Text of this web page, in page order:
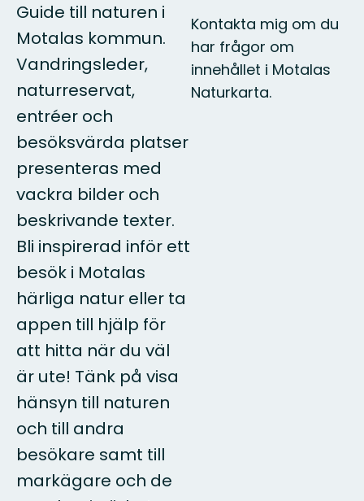
Guide till naturen i
Motalas kommun.
Vandringsleder,
naturreservat,
entréer och
besöksvärda platser
presenteras med
vackra bilder och
beskrivande texter.
Bli inspirerad inför ett
besök i Motalas
härliga natur eller ta
appen till hjälp för
att hitta när du väl
är ute! Tänk på visa
hänsyn till naturen
och till andra
besökare samt till
markägare och de
Kontakta mig om du
har frågor om
innehållet i Motalas
Naturkarta.